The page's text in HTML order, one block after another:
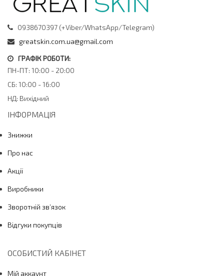
0938670397 (+Viber/WhatsApp/Telegram)
greatskin.com.ua@gmail.com
ГРАФІК РОБОТИ:
ПН-ПТ: 10:00 - 20:00
СБ: 10:00 - 16:00
НД: Вихідний
ІНФОРМАЦІЯ
Знижки
Про нас
Акції
Виробники
Зворотній зв’язок
Відгуки покупців
ОСОБИСТИЙ КАБІНЕТ
Мій аккаунт